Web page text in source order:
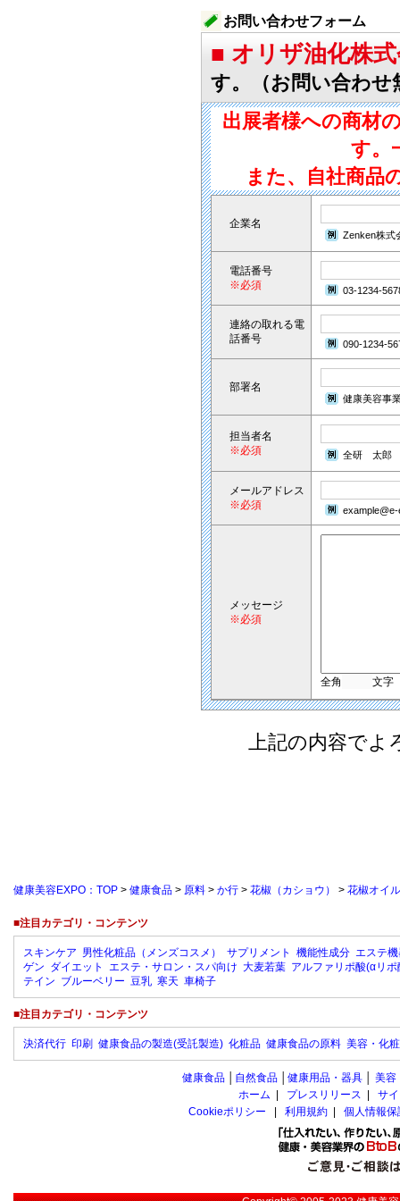
お問い合わせフォーム
■ オリザ油化株
す。（お問い合わせ
出展者様への商材
す。
また、自社商品
企業名
Zenken株式
電話番号
※必須
03-1234-
連絡の取れる電
話番号
090-1234-
部署名
健康美容事
担当者名
※必須
全研 太郎
メールアドレス
※必須
メッセージ
※必須
全角 文字
上記の内容でよ
健康美容EXPO：TOP > 健康食品 > 原料 > か行 > 花椒（カショウ） > 花椒オイ
■注目カテゴリ・コンテンツ
スキンケア 男性化粧品（メンズコスメ） サプリメント 機能性成分 エステ
ゲン ダイエット エステ・サロン・スパ向け 大麦若葉 アルファリポ酸(αリポ
テイン ブルーベリー 豆乳 寒天 車椅子
■注目カテゴリ・コンテンツ
決済代行 印刷 健康食品の製造(受託製造) 化粧品 健康食品の原料 美容・化
健康食品 自然食品 健康用品・器具 美容
ホーム
プレスリリース
サ
Cookieポリシー
利用規約 個人情報